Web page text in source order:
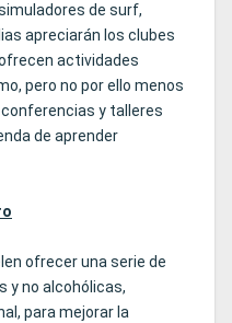
de surf,
apreciarán los clubes
actividades
pero no por ello menos
y talleres
de aprender
ofrecer una serie de
y no alcohólicas,
para mejorar la